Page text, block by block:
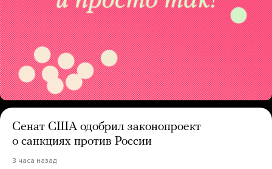
Сенат США одобрил законопроект
о санкциях против России
3 часа назад